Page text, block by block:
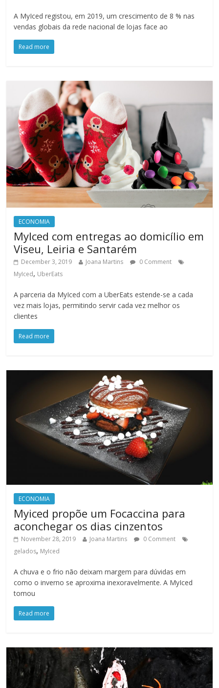
A MyIced registou, em 2019, um crescimento de 8 % nas
vendas globais da rede nacional de lojas face ao
Read more
ECONOMIA
MyIced com entregas ao domicílio em
Viseu, Leiria e Santarém
December 3, 2019 Joana Martins
0 Comment
MyIced, UberEats
A parceria da MyIced com a UberEats estende-se a cada
vez mais lojas, permitindo servir cada vez melhor os
clientes
Read more
ECONOMIA
Myiced propõe um Focaccina para
aconchegar os dias cinzentos
November 28, 2019 Joana Martins
0 Comment
gelados, MyIced
A chuva e o frio não deixam margem para dúvidas em
como o inverno se aproxima inexoravelmente. A MyIced
tomou
Read more